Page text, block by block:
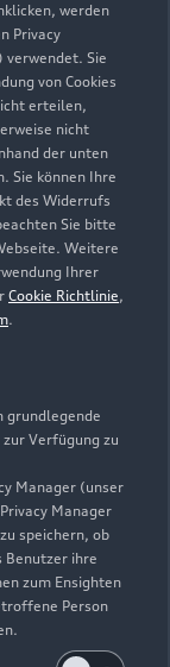
werden
Privacy
verwendet. Sie
von Cookies
erteilen,
nicht
der unten
Sie können Ihre
des Widerrufs
Sie bitte
Weitere
Ihrer
Cookie Richtlinie,
.
grundlegende
Verfügung zu
Manager (unser
Manager
speichern, ob
Benutzer ihre
zum Ensighten
Person
Tor